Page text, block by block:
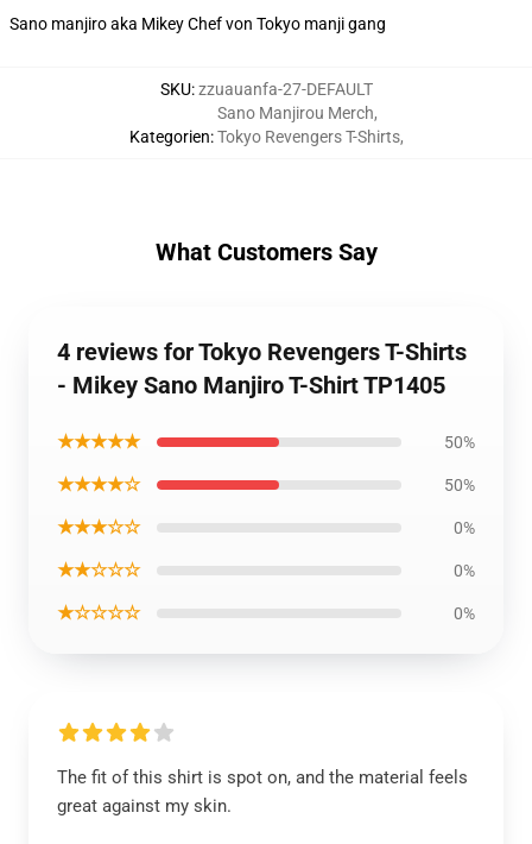
Sano manjiro aka Mikey Chef von Tokyo manji gang
SKU:zzuauanfa-27-DEFAULT
Kategorien:
Sano Manjirou Merch,
Tokyo Revengers T-Shirts,
What Customers Say
4 reviews for Tokyo Revengers T-Shirts
- Mikey Sano Manjiro T-Shirt TP1405
★★★★★ 50%
★★★★☆ 50%
★★★☆☆ 0%
★★☆☆☆ 0%
★☆☆☆☆ 0%
The fit of this shirt is spot on, and the material feels
great against my skin.